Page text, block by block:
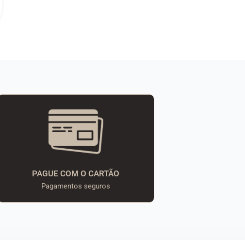
PAGUE COM O CARTÃO
Pagamentos seguros